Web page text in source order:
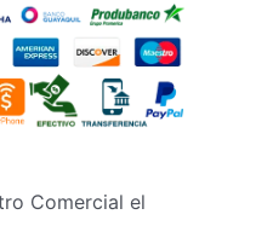
Comercial el